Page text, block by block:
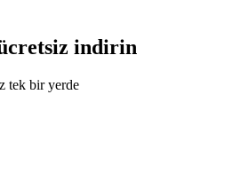
indirin
tek bir yerde